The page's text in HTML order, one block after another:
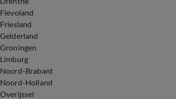
Flevoland
Friesland
Gelderland
Groningen
Limburg
Noord-Brabant
Noord-Holland
Overijssel